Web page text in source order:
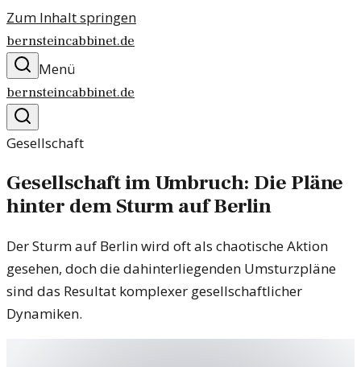
Zum Inhalt springen
bernsteincabbinet.de
Menü
bernsteincabbinet.de
Gesellschaft
Gesellschaft im Umbruch: Die Pläne
hinter dem Sturm auf Berlin
Der Sturm auf Berlin wird oft als chaotische Aktion
gesehen, doch die dahinterliegenden Umsturzpläne
sind das Resultat komplexer gesellschaftlicher
Dynamiken.